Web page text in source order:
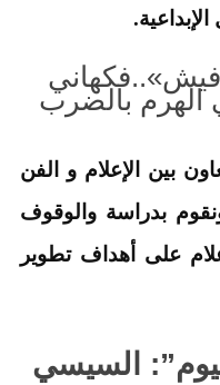
بالضرب
بين الإعلام و الفن
بدراسة والوقوف
على أهداف تطوير
السيسي